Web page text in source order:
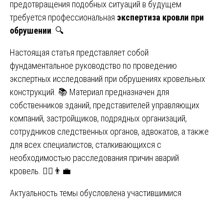
предотвращения подобных ситуаций в будущем
требуется профессиональная экспертиза кровли при
обрушении . 🔍
Настоящая статья представляет собой
фундаментальное руководство по проведению
экспертных исследований при обрушениях кровельных
конструкций. 📚 Материал предназначен для
собственников зданий, представителей управляющих
компаний, застройщиков, подрядных организаций,
сотрудников следственных органов, адвокатов, а также
для всех специалистов, сталкивающихся с
необходимостью расследования причин аварий
кровель. 👩‍⚖️👨‍💼
Актуальность темы обусловлена участившимися